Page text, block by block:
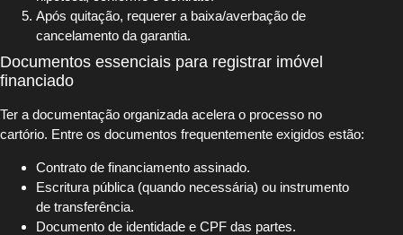
Após quitação, requerer a baixa/averbação de
cancelamento da garantia.
Documentos essenciais para registrar imóvel
financiado
Ter a documentação organizada acelera o processo no
cartório. Entre os documentos frequentemente exigidos estão:
Contrato de financiamento assinado.
Escritura pública (quando necessária) ou instrumento
de transferência.
Documento de identidade e CPF das partes.